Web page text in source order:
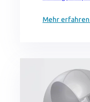
Mehr